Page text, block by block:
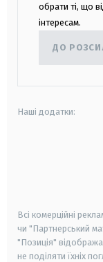
обрати ті, що
інтересам.
ДО
Наші додатки:
Всі комерційні
чи "Партнерський
"Позиція"
не поділяти їхніх